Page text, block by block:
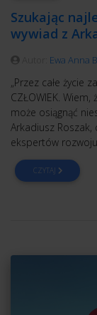
Szukając
wywiad z
Ewa Anna
„Przez całe
CZŁOWIEK.
może osiągnąć
Arkadiusz
ekspertów
CZYTAJ